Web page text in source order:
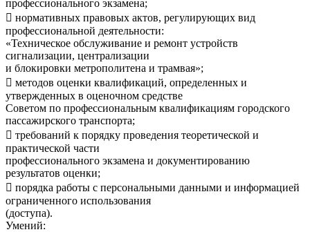
профессионального экзамена;
 нормативных правовых актов, регулирующих вид
профессиональной деятельности:
«Техническое обслуживание и ремонт устройств
сигнализации, централизации
и блокировки метрополитена и трамвая»;
 методов оценки квалификаций, определенных и
утвержденных в оценочном средстве
Советом по профессиональным квалификациям городского
пассажирского транспорта;
 требований к порядку проведения теоретической и
практической части
профессионального экзамена и документированию
результатов оценки;
 порядка работы с персональными данными и информацией
ограниченного использования
(доступа).
Умений: